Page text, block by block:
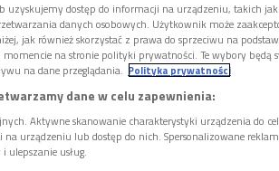
dozorcy na broń. Matysiak
że jest to człowiek nieodpowiedzialny, a do
jest jednak pozytywnie ustosunkować się
wyborów do Parlamentu Europejskiego.
na kogo oddać głos. Rozmowę
pilnego telefonu, zostawia żonę
nie wie, jaką podjąć decyzję. Ostatecznie
Urażony sąsiad pośpiesznie opuszcza
Obie przynoszą ze szkoły pełne
uzyskujemy dostęp do informacji na urządzeniu, takich
danych osobowych. Użytkownik może
jak również skorzystać z prawa do sprzeciwu na
na stronie polityki prywatności. Te wybory będą
na dane przeglądania. Polityka prywatności
dane w celu zapewnienia:
Aktywne skanowanie charakterystyki urządzenia do
urządzeniu lub dostęp do nich. Spersonalizowane
ulepszanie usług.